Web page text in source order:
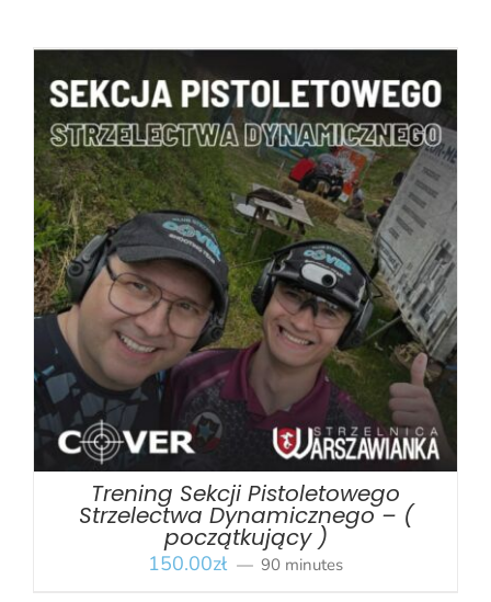
BOOK / SZCZEGÓŁY
Trening Sekcji Pistoletowego
Strzelectwa Dynamicznego – (
początkujący )
150.00zł 90 minutes